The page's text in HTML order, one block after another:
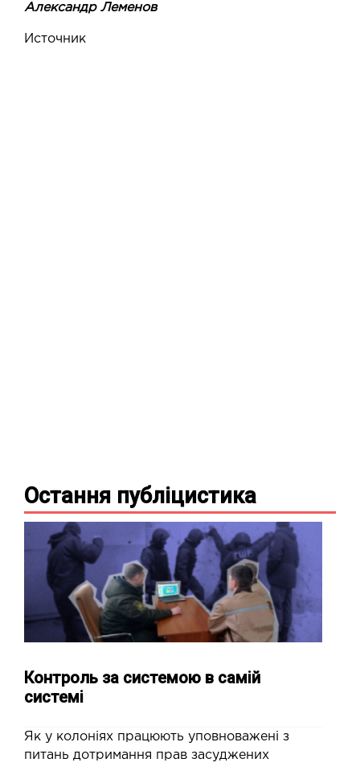
Александр Леменов
Источник
Остання публіцистика
Контроль за системою в самій
системі
Як у колоніях працюють уповноважені з
питань дотримання прав засуджених